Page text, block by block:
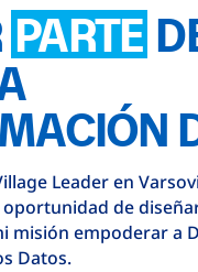
PARTE
Leader en
oportunidad de
misión empoderar a
Datos.